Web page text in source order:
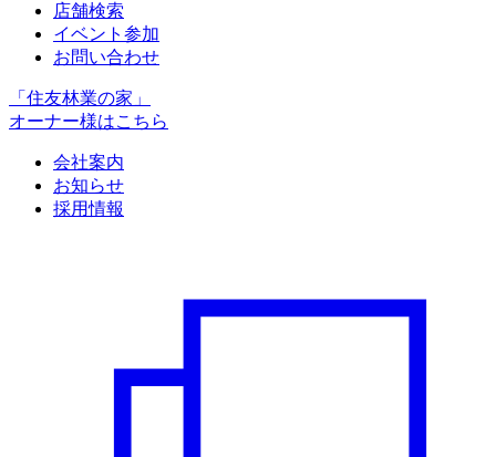
店舗検索
イベント参加
お問い合わせ
「住友林業の家」
オーナー様はこちら
会社案内
お知らせ
採用情報